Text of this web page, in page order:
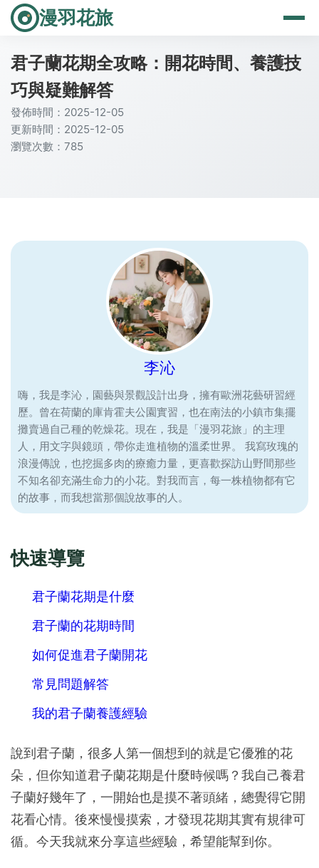
漫羽花旅
君子蘭花期全攻略：開花時間、養護技
巧與疑難解答
發佈時間：2025-12-05
更新時間：2025-12-05
瀏覽次數：785
李沁
嗨，我是李沁，園藝與景觀設計出身，擁有歐洲花藝研習經
歷。曾在荷蘭的庫肯霍夫公園實習，也在南法的小鎮市集擺
攤賣過自己種的乾燥花。現在，我是「漫羽花旅」的主理
人，用文字與鏡頭，帶你走進植物的溫柔世界。 我寫玫瑰的
浪漫傳說，也挖掘多肉的療癒力量，更喜歡探訪山野間那些
不知名卻充滿生命力的小花。對我而言，每一株植物都有它
的故事，而我想當那個說故事的人。
快速導覽
君子蘭花期是什麼
君子蘭的花期時間
如何促進君子蘭開花
常見問題解答
我的君子蘭養護經驗
說到君子蘭，很多人第一個想到的就是它優雅的花
朵，但你知道君子蘭花期是什麼時候嗎？我自己養君
子蘭好幾年了，一開始也是摸不著頭緒，總覺得它開
花看心情。後來慢慢摸索，才發現花期其實有規律可
循。今天我就來分享這些經驗，希望能幫到你。